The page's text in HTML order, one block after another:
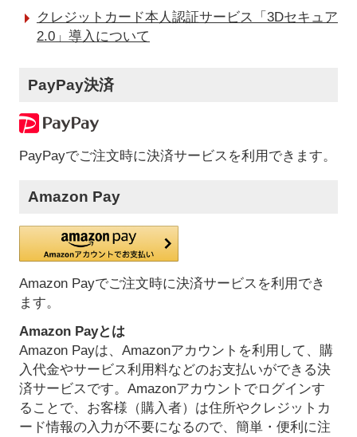
クレジットカード本人認証サービス「3Dセキュア
2.0」導入について
PayPay決済
PayPayでご注文時に決済サービスを利用できます。
Amazon Pay
Amazon Payでご注文時に決済サービスを利用でき
ます。
Amazon Payとは
Amazon Payは、Amazonアカウントを利用して、購
入代金やサービス利用料などのお支払いができる決
済サービスです。Amazonアカウントでログインす
ることで、お客様（購入者）は住所やクレジットカ
ード情報の入力が不要になるので、簡単・便利に注